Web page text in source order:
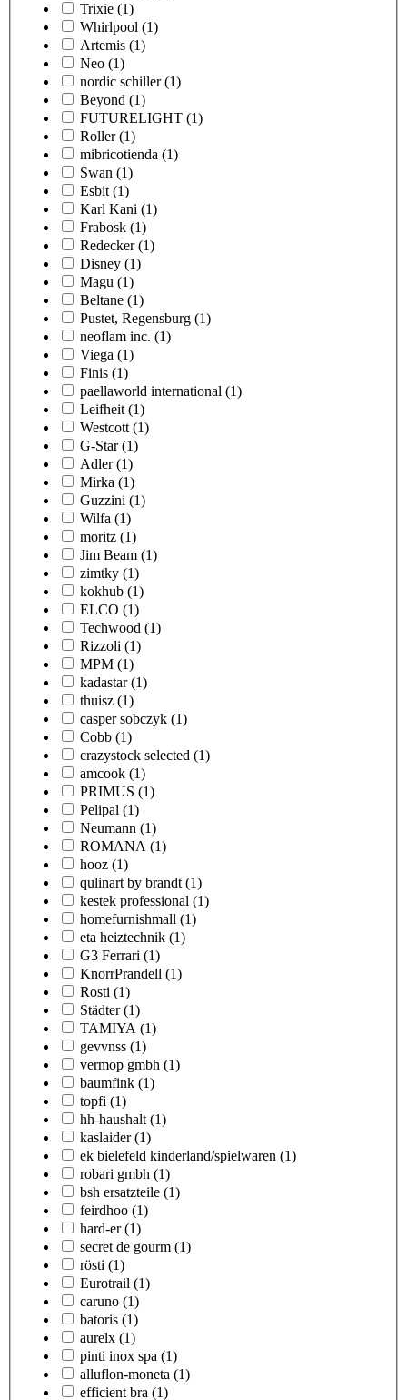
Trixie (1)
Whirlpool (1)
Artemis (1)
Neo (1)
nordic schiller (1)
Beyond (1)
FUTURELIGHT (1)
Roller (1)
mibricotienda (1)
Swan (1)
Esbit (1)
Karl Kani (1)
Frabosk (1)
Redecker (1)
Disney (1)
Magu (1)
Beltane (1)
Pustet, Regensburg (1)
neoflam inc. (1)
Viega (1)
Finis (1)
paellaworld international (1)
Leifheit (1)
Westcott (1)
G-Star (1)
Adler (1)
Mirka (1)
Guzzini (1)
Wilfa (1)
moritz (1)
Jim Beam (1)
zimtky (1)
kokhub (1)
ELCO (1)
Techwood (1)
Rizzoli (1)
MPM (1)
kadastar (1)
thuisz (1)
casper sobczyk (1)
Cobb (1)
crazystock selected (1)
amcook (1)
PRIMUS (1)
Pelipal (1)
Neumann (1)
ROMANA (1)
hooz (1)
qulinart by brandt (1)
kestek professional (1)
homefurnishmall (1)
eta heiztechnik (1)
G3 Ferrari (1)
KnorrPrandell (1)
Rosti (1)
Städter (1)
TAMIYA (1)
gevvnss (1)
vermop gmbh (1)
baumfink (1)
topfi (1)
hh-haushalt (1)
kaslaider (1)
ek bielefeld kinderland/spielwaren (1)
robari gmbh (1)
bsh ersatzteile (1)
feirdhoo (1)
hard-er (1)
secret de gourm (1)
rösti (1)
Eurotrail (1)
caruno (1)
batoris (1)
aurelx (1)
pinti inox spa (1)
alluflon-moneta (1)
efficient bra (1)